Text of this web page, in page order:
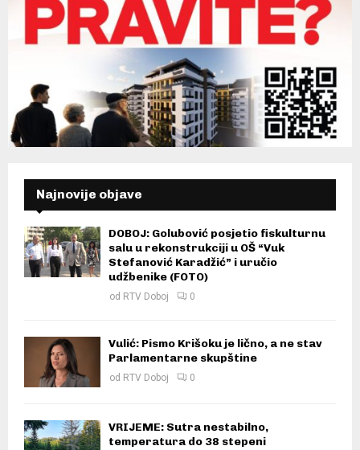
Najnovije objave
DOBOJ: Golubović posjetio fiskulturnu
salu u rekonstrukciji u OŠ “Vuk
Stefanović Karadžić” i uručio
udžbenike (FOTO)
od RTV Doboj 0
Vulić: Pismo Krišoku je lično, a ne stav
Parlamentarne skupštine
od RTV Doboj 0
VRIJEME: Sutra nestabilno,
temperatura do 38 stepeni